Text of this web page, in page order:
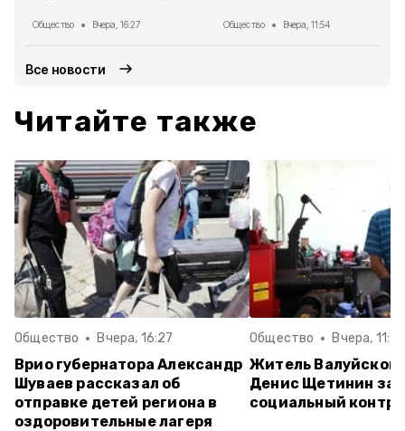
Общество Вчера, 16:27 Общество Вчера, 11:54
Все новости
Читайте также
Общество Вчера, 16:27
Врио губернатора Александр
Шуваев рассказал об
отправке детей региона в
оздоровительные лагеря
Общество Вчера,
Житель
Денис Щетинин
социальный